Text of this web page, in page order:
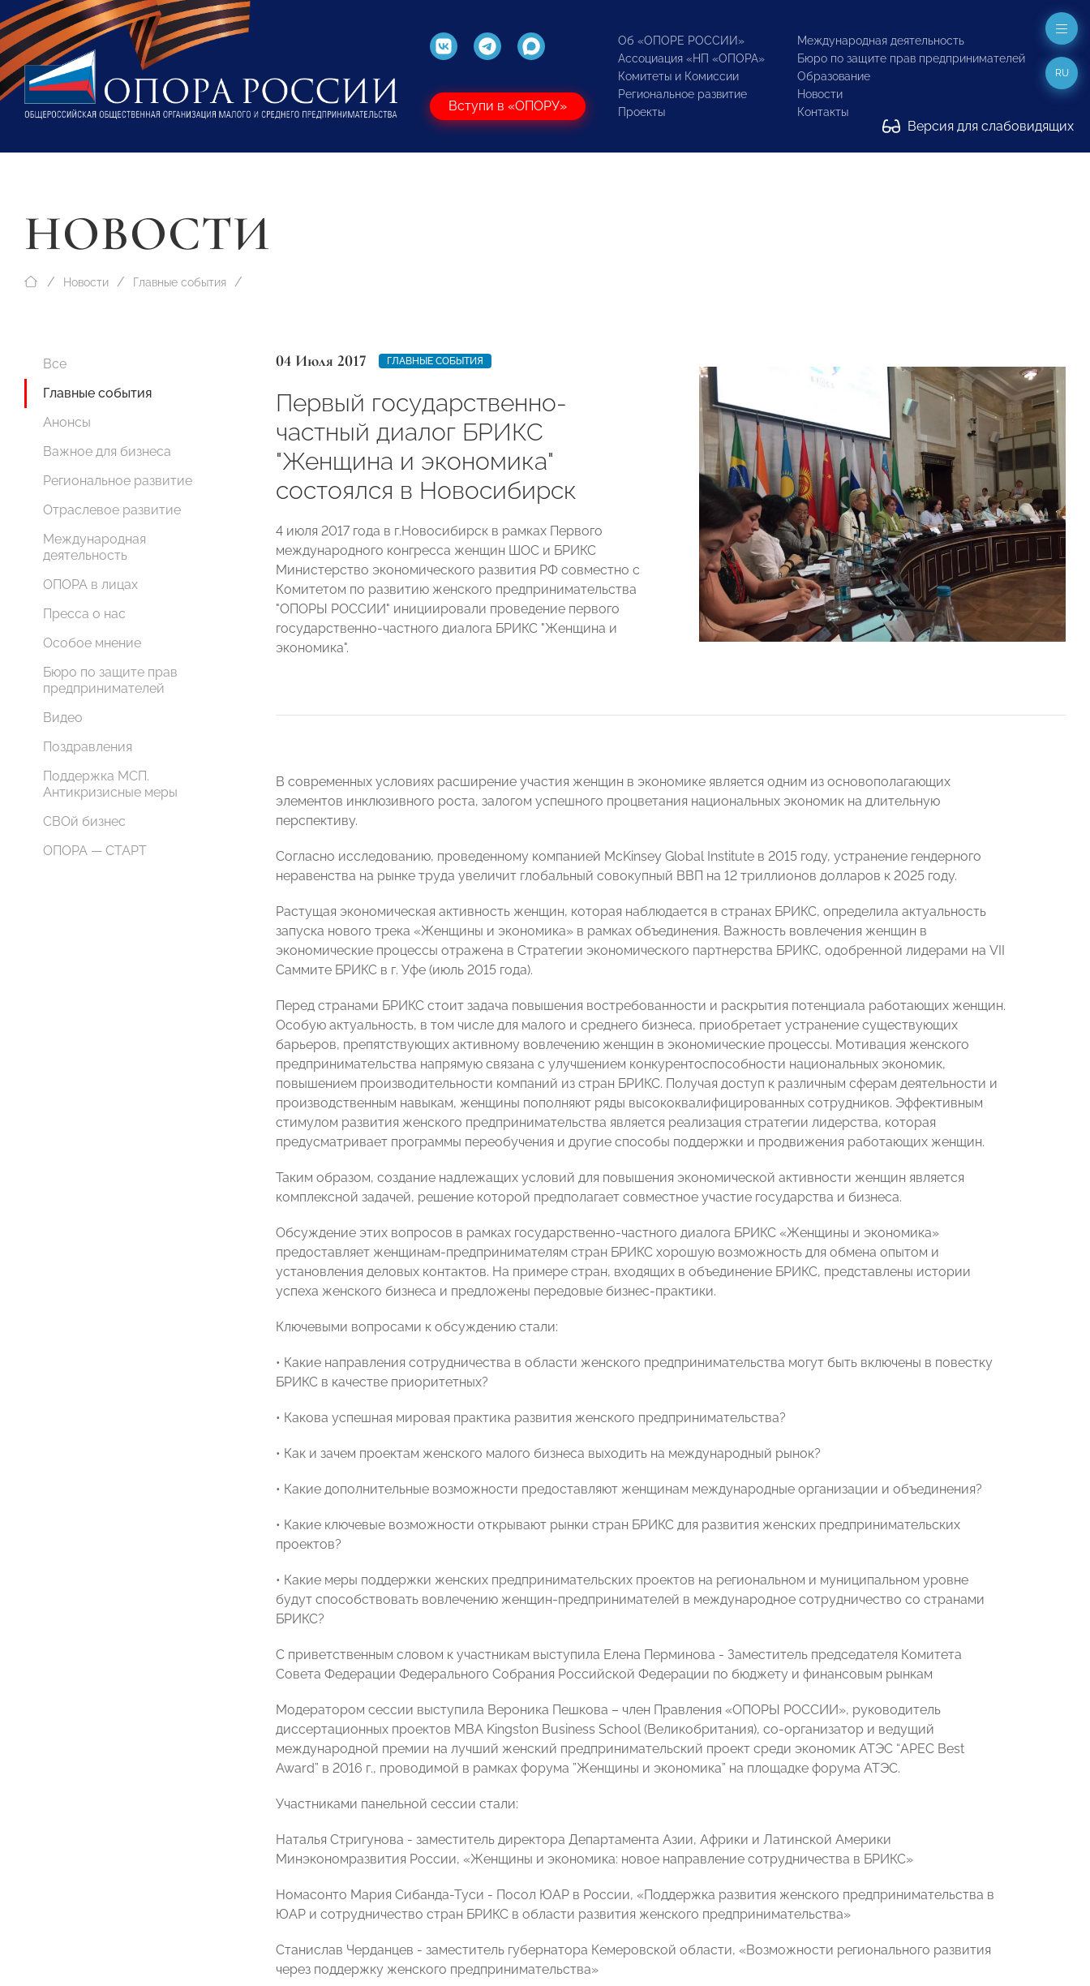
Вступи в «ОПОРУ»
Об «ОПОРЕ РОССИИ»
Ассоциация «НП «ОПОРА»
Комитеты и Комиссии
Региональное развитие
Проекты
Международная деятельность
Бюро по защите прав предпринимателей
Образование
Новости
Контакты
Версия для слабовидящих
RU
НОВОСТИ
Новости Главные события
Все
Главные события
Анонсы
Важное для бизнеса
Региональное развитие
Отраслевое развитие
Международная
деятельность
ОПОРА в лицах
Пресса о нас
Особое мнение
Бюро по защите прав
предпринимателей
Видео
Поздравления
Поддержка МСП.
Антикризисные меры
СВОй бизнес
ОПОРА — СТАРТ
04 Июля 2017 ГЛАВНЫЕ СОБЫТИЯ
Первый государственно-
частный диалог БРИКС
"Женщина и экономика"
состоялся в Новосибирск
4 июля 2017 года в г.Новосибирск в рамках Первого
международного конгресса женщин ШОС и БРИКС
Министерство экономического развития РФ совместно с
Комитетом по развитию женского предпринимательства
"ОПОРЫ РОССИИ" инициировали проведение первого
государственно-частного диалога БРИКС "Женщина и
экономика".
В современных условиях расширение участия женщин в экономике является одним из основополагающих
элементов инклюзивного роста, залогом успешного процветания национальных экономик на длительную
перспективу.
Согласно исследованию, проведенному компанией McKinsey Global Institute в 2015 году, устранение гендерного
неравенства на рынке труда увеличит глобальный совокупный ВВП на 12 триллионов долларов к 2025 году.
Растущая экономическая активность женщин, которая наблюдается в странах БРИКС, определила актуальность
запуска нового трека «Женщины и экономика» в рамках объединения. Важность вовлечения женщин в
экономические процессы отражена в Стратегии экономического партнерства БРИКС, одобренной лидерами на VII
Саммите БРИКС в г. Уфе (июль 2015 года).
Перед странами БРИКС стоит задача повышения востребованности и раскрытия потенциала работающих женщин.
Особую актуальность, в том числе для малого и среднего бизнеса, приобретает устранение существующих
барьеров, препятствующих активному вовлечению женщин в экономические процессы. Мотивация женского
предпринимательства напрямую связана с улучшением конкурентоспособности национальных экономик,
повышением производительности компаний из стран БРИКС. Получая доступ к различным сферам деятельности и
производственным навыкам, женщины пополняют ряды высококвалифицированных сотрудников. Эффективным
стимулом развития женского предпринимательства является реализация стратегии лидерства, которая
предусматривает программы переобучения и другие способы поддержки и продвижения работающих женщин.
Таким образом, создание надлежащих условий для повышения экономической активности женщин является
комплексной задачей, решение которой предполагает совместное участие государства и бизнеса.
Обсуждение этих вопросов в рамках государственно-частного диалога БРИКС «Женщины и экономика»
предоставляет женщинам-предпринимателям стран БРИКС хорошую возможность для обмена опытом и
установления деловых контактов. На примере стран, входящих в объединение БРИКС, представлены истории
успеха женского бизнеса и предложены передовые бизнес-практики.
Ключевыми вопросами к обсуждению стали:
• Какие направления сотрудничества в области женского предпринимательства могут быть включены в повестку
БРИКС в качестве приоритетных?
• Какова успешная мировая практика развития женского предпринимательства?
• Как и зачем проектам женского малого бизнеса выходить на международный рынок?
• Какие дополнительные возможности предоставляют женщинам международные организации и объединения?
• Какие ключевые возможности открывают рынки стран БРИКС для развития женских предпринимательских
проектов?
• Какие меры поддержки женских предпринимательских проектов на региональном и муниципальном уровне
будут способствовать вовлечению женщин-предпринимателей в международное сотрудничество со странами
БРИКС?
С приветственным словом к участникам выступила Елена Перминова - Заместитель председателя Комитета
Совета Федерации Федерального Собрания Российской Федерации по бюджету и финансовым рынкам
Модератором сессии выступила Вероника Пешкова – член Правления «ОПОРЫ РОССИИ», руководитель
диссертационных проектов МВА Kingston Business School (Великобритания), со-организатор и ведущий
международной премии на лучший женский предпринимательский проект среди экономик АТЭС “APEC Best
Award” в 2016 г., проводимой в рамках форума ”Женщины и экономика” на площадке форума АТЭС.
Участниками панельной сессии стали:
Наталья Стригунова - заместитель директора Департамента Азии, Африки и Латинской Америки
Минэкономразвития России, «Женщины и экономика: новое направление сотрудничества в БРИКС»
Номасонто Мария Сибанда-Туси - Посол ЮАР в России, «Поддержка развития женского предпринимательства в
ЮАР и сотрудничество стран БРИКС в области развития женского предпринимательства»
Станислав Черданцев - заместитель губернатора Кемеровской области, «Возможности регионального развития
через поддержку женского предпринимательства»